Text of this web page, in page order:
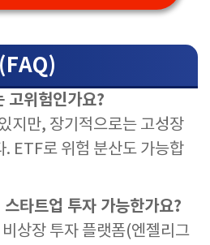
고위험인가요?
지만, 장기적으로는 고성장
. ETF로 위험 분산도 가능합
타트업 투자 가능한가요?
상장 투자 플랫폼(엔젤리그